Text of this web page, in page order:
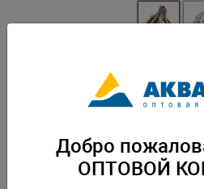
Пластиковая декорация для
Скачать каталог
Добро
ОПТОВОЙ